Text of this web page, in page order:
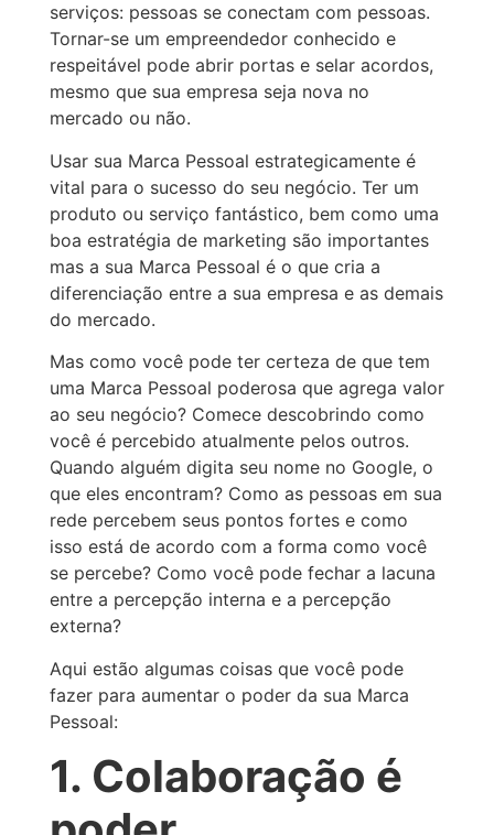
serviços: pessoas se conectam com pessoas.
Tornar-se um empreendedor conhecido e
respeitável pode abrir portas e selar acordos,
mesmo que sua empresa seja nova no
mercado ou não.
Usar sua Marca Pessoal estrategicamente é
vital para o sucesso do seu negócio. Ter um
produto ou serviço fantástico, bem como uma
boa estratégia de marketing são importantes
mas a sua Marca Pessoal é o que cria a
diferenciação entre a sua empresa e as demais
do mercado.
Mas como você pode ter certeza de que tem
uma Marca Pessoal poderosa que agrega valor
ao seu negócio? Comece descobrindo como
você é percebido atualmente pelos outros.
Quando alguém digita seu nome no Google, o
que eles encontram? Como as pessoas em sua
rede percebem seus pontos fortes e como
isso está de acordo com a forma como você
se percebe? Como você pode fechar a lacuna
entre a percepção interna e a percepção
externa?
Aqui estão algumas coisas que você pode
fazer para aumentar o poder da sua Marca
Pessoal:
1. Colaboração é